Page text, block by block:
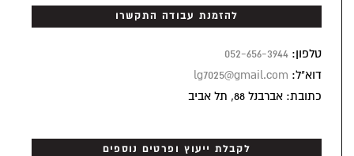
להזמנת עבודה התקשרו
טלפון: 052-656-3944
דוא"ל: lg7025@gmail.com
כתובת: אברבנל 88, תל אביב
לקבלת ייעוץ ופרטים נוספים